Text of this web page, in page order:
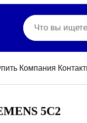
Компания
5C2